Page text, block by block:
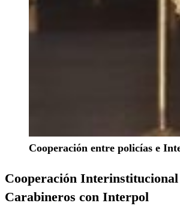
Cooperación entre policías e
Cooperación
Carabineros con Interpol